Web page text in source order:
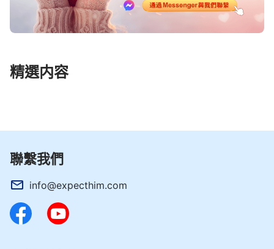
精選内容
聯繫我們
info@expecthim.com